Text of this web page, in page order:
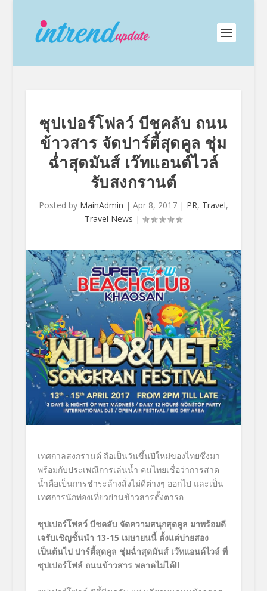
ซุปเปอร์โฟลว์ บีชคลับ ถนน
ข้าวสาร จัดปาร์ตี้สุดคูล ชุ่ม
ฉ่ำสุดมันส์ เว๊ทแอนด์ไวล์
รับสงกรานต์
Posted by MainAdmin | Apr 8, 2017| PR, Travel,
Travel News |
เทศกาลสงกรานต์ ถือเป็นวันขึ้นปีใหม่ของไทยซึ่งมา
พร้อมกับประเพณีการเล่นน้ำ คนไทยเชื่อว่าการสาด
น้ำคือเป็นการชำระล้างสิ่งไม่ดีต่างๆ ออกไป และเป็น
เทศการนักท่องเที่ยวย่านข้าวสารตั้งตารอ
ซุปเปอร์โฟลว์ บีชคลับ จัดความสนุกสุดคูล มาพร้อมดี
เจรับเชิญชั้นนำ 13-15 เมษายนนี้ ตั้งแต่บ่ายสอง
เป็นต้นไป ปาร์ตี้สุดคูล ชุ่มฉ่ำสุดมันส์ เว๊ทแอนด์ไวล์ ที่
ซุปเปอร์โฟล์ ถนนข้าวสาร พลาดไม่ได้!!